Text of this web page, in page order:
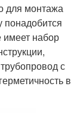
для монтажа
понадобится
имеет набор
с
в